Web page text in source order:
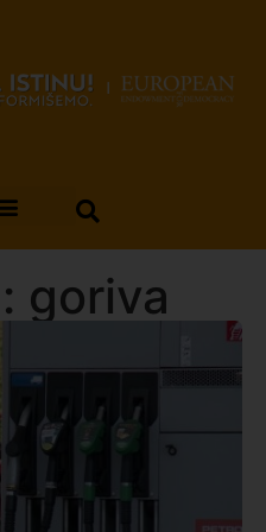
goriva